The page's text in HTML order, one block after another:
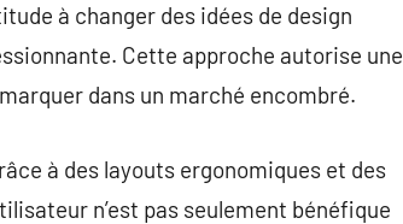
à changer des idées de design
Cette approche autorise une
dans un marché encombré.
à des layouts ergonomiques et des
n’est pas seulement bénéfique